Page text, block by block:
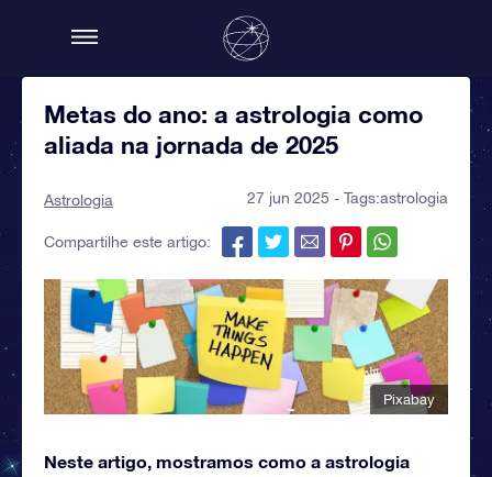
Metas do ano: a astrologia como
aliada na jornada de 2025
Astrologia 27 jun 2025 - Tags:astrologia
Compartilhe este artigo:
Pixabay
Neste artigo, mostramos como a astrologia